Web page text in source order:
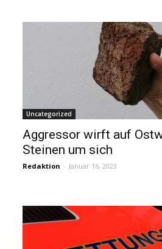
Uncategorized
Aggressor wirft auf
Steinen um sich
Redaktion - Januar 16, 2023